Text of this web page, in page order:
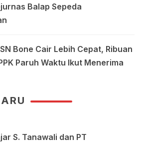
Balap Sepeda
Bone Cair Lebih Cepat, Ribuan
Paruh Waktu Ikut Menerima
S. Tanawali dan PT